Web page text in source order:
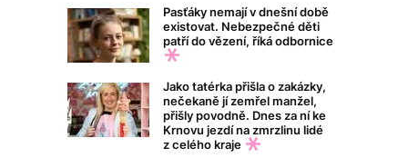
Pasťáky nemají v dnešní době
existovat. Nebezpečné děti
patří do vězení, říká odbornice
Jako tatérka přišla o zakázky,
nečekaně jí zemřel manžel,
přišly povodně. Dnes za ní ke
Krnovu jezdí na zmrzlinu lidé
z celého kraje